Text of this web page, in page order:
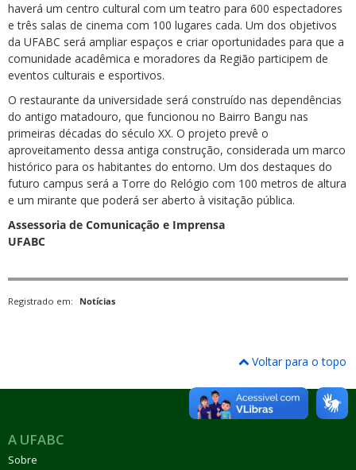
haverá um centro cultural com um teatro para 600 espectadores
e três salas de cinema com 100 lugares cada. Um dos objetivos
da UFABC será ampliar espaços e criar oportunidades para que a
comunidade acadêmica e moradores da Região participem de
eventos culturais e esportivos.
O restaurante da universidade será construído nas dependências
do antigo matadouro, que funcionou no Bairro Bangu nas
primeiras décadas do século XX. O projeto prevê o
aproveitamento dessa antiga construção, considerada um marco
histórico para os habitantes do entorno. Um dos destaques do
futuro campus será a Torre do Relógio com 100 metros de altura
e um mirante que poderá ser aberto à visitação pública.
Assessoria de Comunicação e Imprensa
UFABC
Registrado em: Notícias
Voltar para o topo
A UFABC
Sobre